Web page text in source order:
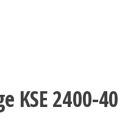
KSE 2400-40